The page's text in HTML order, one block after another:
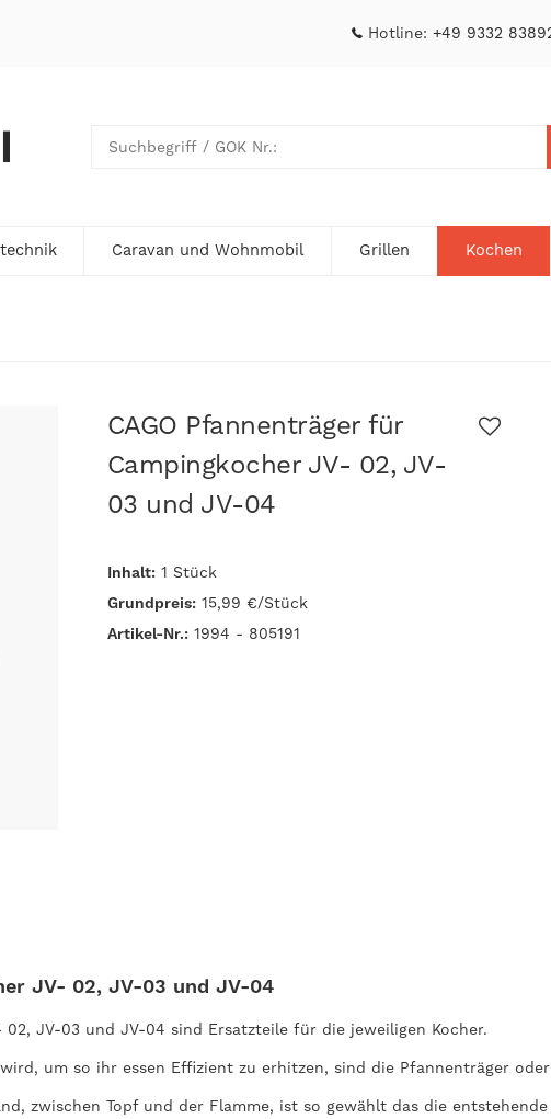
Hotline: +49 9332
Caravan und Wohnmobil Grillen Kochen
CAGO Pfannenträger für
Campingkocher JV- 02, JV-
03 und JV-04
Inhalt:1 Stück
Grundpreis:15,99 €/Stück
Artikel-Nr.:1994 - 805191
JV- 02, JV-03 und JV-04
JV-03 und JV-04 sind Ersatzteile für die jeweiligen Kocher.
um so ihr essen Effizient zu erhitzen, sind die Pfannenträger
zwischen Topf und der Flamme, ist so gewählt das die